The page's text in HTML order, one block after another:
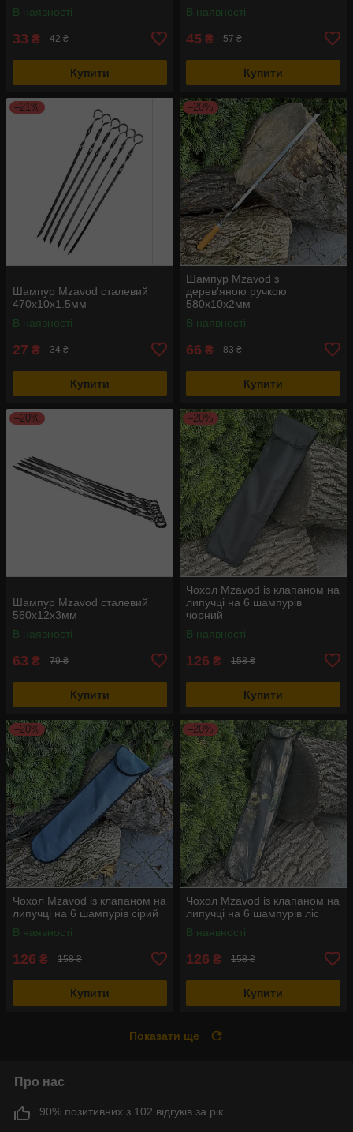
В наявності
33 ₴ 42 ₴
Купити
В наявності
45 ₴ 57 ₴
Купити
–21%
Шампур Mzavod сталевий
470х10х1.5мм
В наявності
27 ₴ 34 ₴
Купити
–20%
Шампур Mzavod з
дерев'яною ручкою
580х10х2мм
В наявності
66 ₴ 83 ₴
Купити
–20%
Шампур Mzavod сталевий
560х12х3мм
В наявності
63 ₴ 79 ₴
Купити
–20%
Чохол Mzavod із клапаном на
липучці на 6 шампурів
чорний
В наявності
126 ₴ 158 ₴
Купити
–20%
Чохол Mzavod із клапаном на
липучці на 6 шампурів сірий
В наявності
126 ₴ 158 ₴
Купити
–20%
Чохол Mzavod із клапаном на
липучці на 6 шампурів ліс
В наявності
126 ₴ 158 ₴
Купити
Показати ще
Про нас
90% позитивних з 102 відгуків за рік